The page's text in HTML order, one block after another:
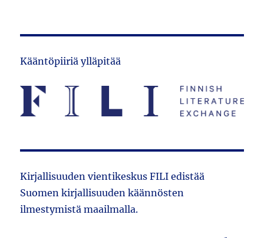
Kääntöpiiriä ylläpitää
Kirjallisuuden vientikeskus FILI edistää
Suomen kirjallisuuden käännösten
ilmestymistä maailmalla.